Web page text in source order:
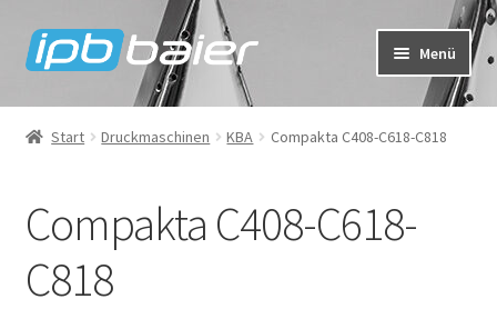
Zur
Navigation
Zum
Inhalt
Menü
Mein Konto
Kasse
IPB Baier Onlineshop
Start Druckmaschinen KBA Compakta C408-C618-C818
Compakta C408-C618-
C818